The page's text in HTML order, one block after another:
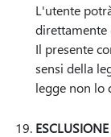
L'utente
direttamente
Il presente
sensi della
legge non lo